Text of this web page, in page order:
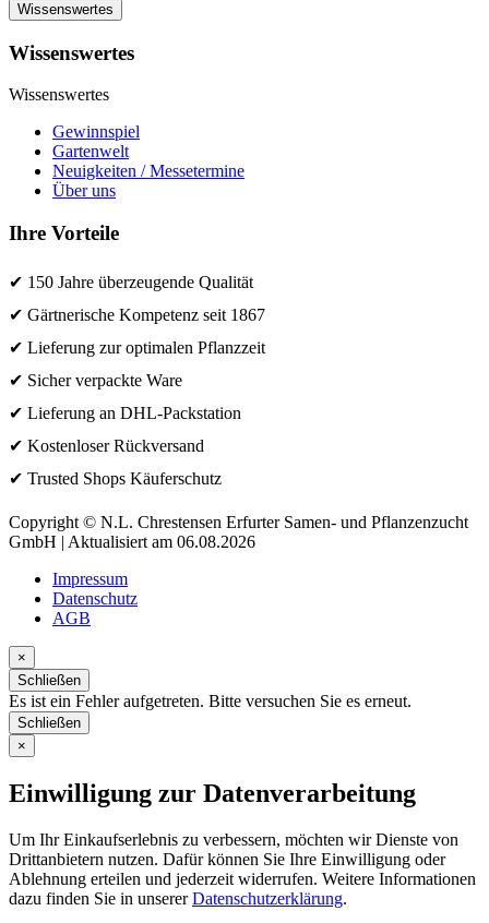
Wissenswertes
Wissenswertes
Wissenswertes
Gewinnspiel
Gartenwelt
Neuigkeiten / Messetermine
Über uns
Ihre Vorteile
✔ 150 Jahre überzeugende Qualität
✔ Gärtnerische Kompetenz seit 1867
✔ Lieferung zur optimalen Pflanzzeit
✔ Sicher verpackte Ware
✔ Lieferung an DHL-Packstation
✔ Kostenloser Rückversand
✔ Trusted Shops Käuferschutz
Copyright © N.L. Chrestensen Erfurter Samen- und Pflanzenzucht
GmbH | Aktualisiert am 06.08.2026
Impressum
Datenschutz
AGB
×
Schließen
Es ist ein Fehler aufgetreten. Bitte versuchen Sie es erneut.
Schließen
×
Einwilligung zur Datenverarbeitung
Um Ihr Einkaufserlebnis zu verbessern, möchten wir Dienste von
Drittanbietern nutzen. Dafür können Sie Ihre Einwilligung oder
Ablehnung erteilen und jederzeit widerrufen. Weitere Informationen
dazu finden Sie in unsererDatenschutzerklärung.